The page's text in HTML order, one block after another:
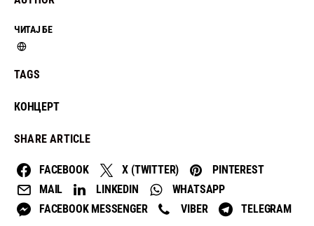
ЧИТАЈ БЕ
TAGS
КОНЦЕРТ
SHARE ARTICLE
FACEBOOK X (TWITTER)
PINTEREST
MAIL
LINKEDIN
WHATSAPP
FACEBOOK MESSENGER
VIBER TELEGRAM